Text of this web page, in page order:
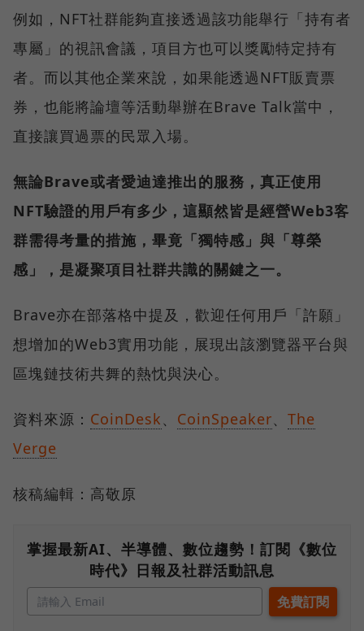
例如，NFT社群能夠直接透過該功能舉行「持有者
專屬」的視訊會議，項目方也可以獎勵特定持有
者。而以其他企業來說，如果能透過NFT販賣票
券，也能將論壇等活動舉辦在Brave Talk當中，
直接讓買過票的民眾入場。
無論Brave或者愛迪達推出的服務，真正使用
NFT驗證的用戶有多少，這顯然皆是經營Web3客
群需得考量的措施，畢竟「獨特感」與「尊榮
感」，是凝聚項目社群共識的關鍵之一。
Brave亦在部落格中提及，歡迎任何用戶「許願」
想增加的Web3實用功能，展現出該瀏覽器平台與
區塊鏈技術共舞的熱忱與決心。
資料來源： CoinDesk、 CoinSpeaker、 The
Verge
核稿編輯：高敬原
掌握最新AI、半導體、數位趨勢！訂閱《數位
時代》日報及社群活動訊息